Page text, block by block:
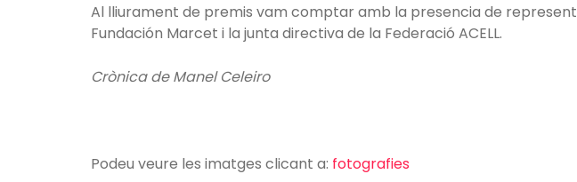
Al lliurament de premis vam comptar amb la presencia de
Fundación Marcet i la junta directiva de la Federació ACELL.
Crònica de Manel Celeiro
Podeu veure les imatges clicant a: fotografies